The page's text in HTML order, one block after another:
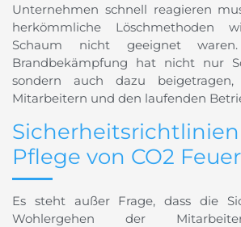
Unternehmen schnell reagieren
herkömmliche Löschmethoden
Schaum nicht geeignet
Brandbekämpfung hat nicht nur
sondern auch dazu
Mitarbeitern und den laufenden
Pflege von CO2
Es steht außer Frage, dass die
Wohlergehen der